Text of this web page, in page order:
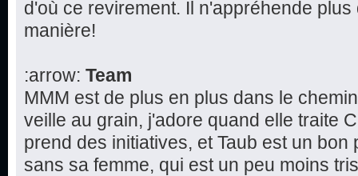
d'où ce revirement. Il n'appréhende
manière!
:arrow: Team
MMM est de plus en plus dans le
veille au grain, j'adore quand elle traite
prend des initiatives, et Taub est un
sans sa femme, qui est un peu moins